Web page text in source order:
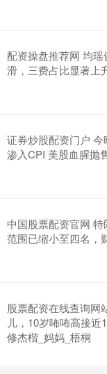
配资操盘推荐网 均
滑，三费占比显著上
证券炒股配资门户
渗入CPI 美股血腥抛
中国股票配资官网
范围已缩小至四名，
股票配资在线查询网
儿，10岁咘咘高接近
修杰楷_妈妈_梧桐